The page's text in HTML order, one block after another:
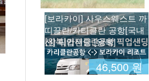
46,500 원
[보라카이] 사우스웨스트 까
띠끌란/카티클란 공항[국내
선] 픽업샌딩 [왕복]